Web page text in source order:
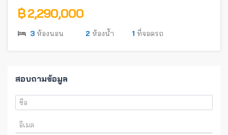
฿ 2,290,000
3 ห้องนอน 2 ห้องน้ำ 1 ที่จอดรถ
สอบถามข้อมูล